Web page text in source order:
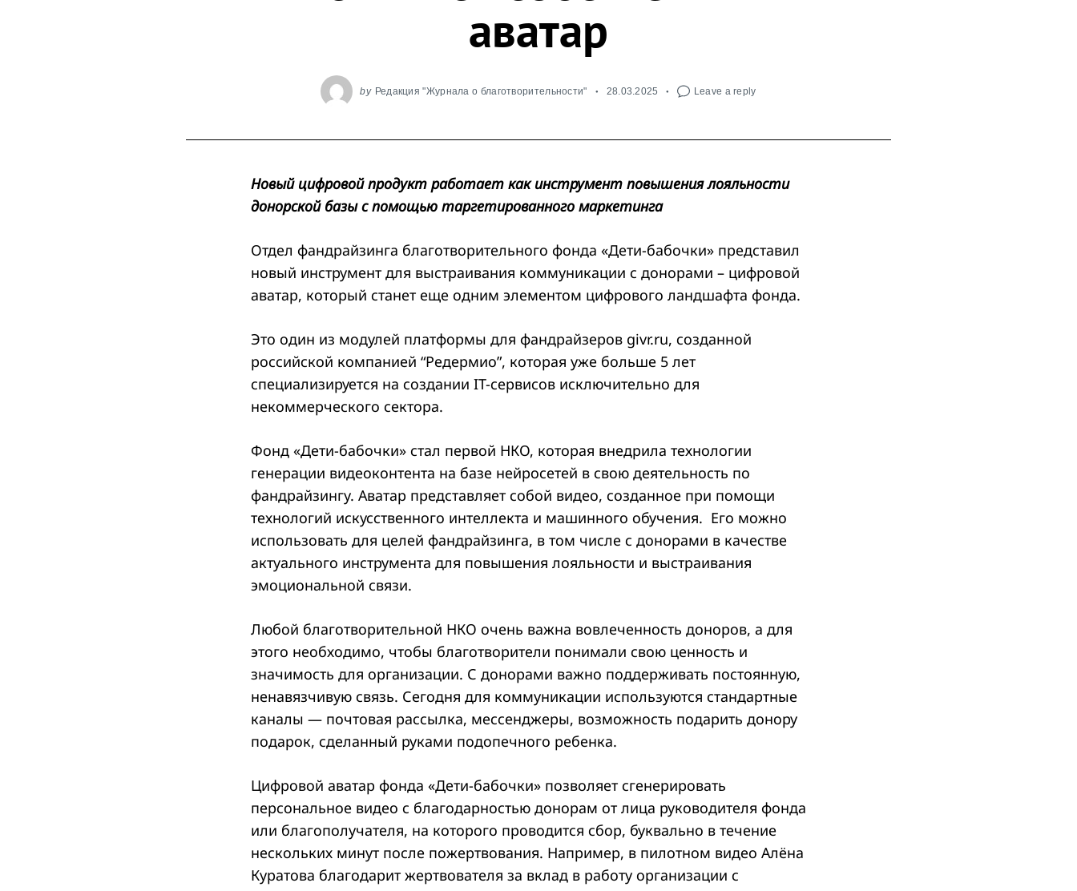
аватар
by Редакция "Журнала о благотворительности" 28.03.2025 Leave a reply
Новый цифровой продукт работает как инструмент повышения лояльности
донорской базы с помощью таргетированного маркетинга
Отдел фандрайзинга благотворительного фонда «Дети-бабочки» представил
новый инструмент для выстраивания коммуникации с донорами – цифровой
аватар, который станет еще одним элементом цифрового ландшафта фонда.
Это один из модулей платформы для фандрайзеров givr.ru, созданной
российской компанией “Редермио”, которая уже больше 5 лет
специализируется на создании IT-сервисов исключительно для
некоммерческого сектора.
Фонд «Дети-бабочки» стал первой НКО, которая внедрила технологии
генерации видеоконтента на базе нейросетей в свою деятельность по
фандрайзингу. Аватар представляет собой видео, созданное при помощи
технологий искусственного интеллекта и машинного обучения. Его можно
использовать для целей фандрайзинга, в том числе с донорами в качестве
актуального инструмента для повышения лояльности и выстраивания
эмоциональной связи.
Любой благотворительной НКО очень важна вовлеченность доноров, а для
этого необходимо, чтобы благотворители понимали свою ценность и
значимость для организации. С донорами важно поддерживать постоянную,
ненавязчивую связь. Сегодня для коммуникации используются стандартные
каналы — почтовая рассылка, мессенджеры, возможность подарить донору
подарок, сделанный руками подопечного ребенка.
Цифровой аватар фонда «Дети-бабочки» позволяет сгенерировать
персональное видео с благодарностью донорам от лица руководителя фонда
или благополучателя, на которого проводится сбор, буквально в течение
нескольких минут после пожертвования. Например, в пилотном видео Алёна
Куратова благодарит жертвователя за вклад в работу организации с